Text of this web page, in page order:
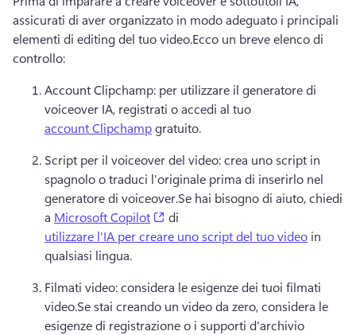
assicurati di aver organizzato in modo adeguato i principali
elementi di editing del tuo video.Ecco un breve elenco di
controllo:
Account Clipchamp: per utilizzare il generatore di
voiceover IA, registrati o accedi al tuo
account Clipchamp gratuito.
Script per il voiceover del video: crea uno script in
spagnolo o traduci l'originale prima di inserirlo nel
generatore di voiceover.Se hai bisogno di aiuto, chiedi
a Microsoft Copilot (opens in a new tab)
di
utilizzare l'IA per creare uno script del tuo video in
qualsiasi lingua.
Filmati video: considera le esigenze dei tuoi filmati
video.Se stai creando un video da zero, considera le
esigenze di registrazione o i supporti d'archivio